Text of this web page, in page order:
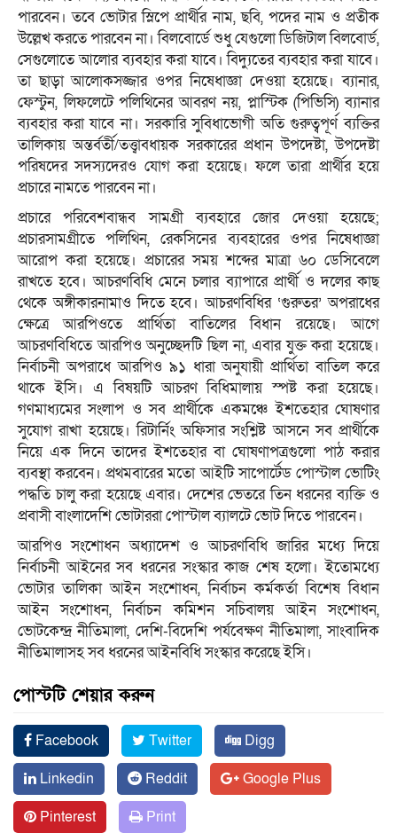
পারবেন। তবে ভোটার স্লিপে প্রার্থীর নাম, ছবি, পদের নাম ও প্রতীক
উল্লেখ করতে পারবেন না। বিলবোর্ডে শুধু যেগুলো ডিজিটাল বিলবোর্ড,
সেগুলোতে আলোর ব্যবহার করা যাবে। বিদ্যুতের ব্যবহার করা যাবে।
তা ছাড়া আলোকসজ্জার ওপর নিষেধাজ্ঞা দেওয়া হয়েছে। ব্যানার,
ফেস্টুন, লিফলেটে পলিথিনের আবরণ নয়, প্লাস্টিক (পিভিসি) ব্যানার
ব্যবহার করা যাবে না। সরকারি সুবিধাভোগী অতি গুরুত্বপূর্ণ ব্যক্তির
তালিকায় অন্তর্বর্তী/তত্ত্বাবধায়ক সরকারের প্রধান উপদেষ্টা, উপদেষ্টা
পরিষদের সদস্যদেরও যোগ করা হয়েছে। ফলে তারা প্রার্থীর হয়ে
প্রচারে নামতে পারবেন না।
প্রচারে পরিবেশবান্ধব সামগ্রী ব্যবহারে জোর দেওয়া হয়েছে;
প্রচারসামগ্রীতে পলিথিন, রেকসিনের ব্যবহারের ওপর নিষেধাজ্ঞা
আরোপ করা হয়েছে। প্রচারের সময় শব্দের মাত্রা ৬০ ডেসিবেলে
রাখতে হবে। আচরণবিধি মেনে চলার ব্যাপারে প্রার্থী ও দলের কাছ
থেকে অঙ্গীকারনামাও দিতে হবে। আচরণবিধির ‘গুরুতর’ অপরাধের
ক্ষেত্রে আরপিওতে প্রার্থিতা বাতিলের বিধান রয়েছে। আগে
আচরণবিধিতে আরপিও অনুচ্ছেদটি ছিল না, এবার যুক্ত করা হয়েছে।
নির্বাচনী অপরাধে আরপিও ৯১ ধারা অনুযায়ী প্রার্থিতা বাতিল করে
থাকে ইসি। এ বিষয়টি আচরণ বিধিমালায় স্পষ্ট করা হয়েছে।
গণমাধ্যমের সংলাপ ও সব প্রার্থীকে একমঞ্চে ইশতেহার ঘোষণার
সুযোগ রাখা হয়েছে। রিটার্নিং অফিসার সংশ্লিষ্ট আসনে সব প্রার্থীকে
নিয়ে এক দিনে তাদের ইশতেহার বা ঘোষণাপত্রগুলো পাঠ করার
ব্যবস্থা করবেন। প্রথমবারের মতো আইটি সাপোর্টেড পোস্টাল ভোটিং
পদ্ধতি চালু করা হয়েছে এবার। দেশের ভেতরে তিন ধরনের ব্যক্তি ও
প্রবাসী বাংলাদেশি ভোটাররা পোস্টাল ব্যালটে ভোট দিতে পারবেন।
আরপিও সংশোধন অধ্যাদেশ ও আচরণবিধি জারির মধ্যে দিয়ে
নির্বাচনী আইনের সব ধরনের সংস্কার কাজ শেষ হলো। ইতোমধ্যে
ভোটার তালিকা আইন সংশোধন, নির্বাচন কর্মকর্তা বিশেষ বিধান
আইন সংশোধন, নির্বাচন কমিশন সচিবালয় আইন সংশোধন,
ভোটকেন্দ্র নীতিমালা, দেশি-বিদেশি পর্যবেক্ষণ নীতিমালা, সাংবাদিক
নীতিমালাসহ সব ধরনের আইনবিধি সংস্কার করেছে ইসি।
পোস্টটি শেয়ার করুন
Facebook Twitter
Digg
Linkedin
Reddit
Google Plus
Pinterest
Print